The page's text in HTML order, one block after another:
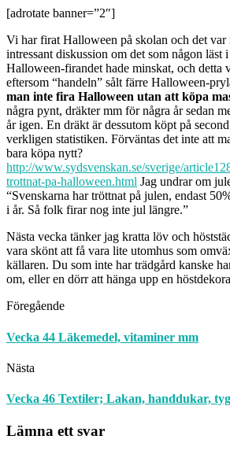
[adrotate banner=”2″]
Vi har firat Halloween på skolan och det
intressant diskussion om det som någon läst
Halloween-firandet hade minskat, och detta
eftersom “handeln” sålt färre Halloween-
man inte fira Halloween utan att köpa
några pynt, dräkter mm för några år sedan
år igen. En dräkt är dessutom köpt på
verkligen statistiken. Förväntas det inte att
bara köpa nytt?
http://www.sydsvenskan.se/sverige/
trottnat-pa-halloween.html Jag undrar om
“Svenskarna har tröttnat på julen, endast
i år. Så folk firar nog inte jul längre.”
Nästa vecka tänker jag kratta löv och
vara skönt att få vara lite utomhus som
källaren. Du som inte har trädgård kanske
om, eller en dörr att hänga upp en
Föregående
Vecka 44 Läkemedel, vitaminer mm
Nästa
Vecka 46 Textiler; Lakan, handdukar,
Lämna ett svar